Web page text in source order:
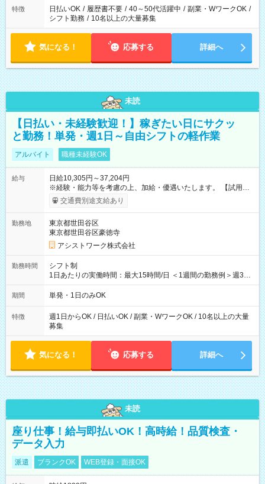
特徴 日払いOK / 履歴書不要 / 40～50代活躍中 / 副業・WワークOK /
シフト勤務 / 10名以上の大量募集
気になる！ 応募する 詳細へ
未読
【日払い・未経験歓迎！】稼ぎたい日にサクッ
と勤務！単発・週1日～自由シフトの軽作業
アルバイト 職種未経験OK
給与
日給10,305円～37,204円
※経験・能力等を考慮の上、加給・優遇いたします。 【試用期
間】試用期間なし
交通費別途支給あり
勤務地
東京都世田谷区
東京都世田谷区豪徳寺
アシストワーク株式会社
勤務時間
シフト制
1日あたりの実働時間：最大15時間/日 ＜1週間の勤務例＞週3回
勤務 勤務：月・水・金 休み：火・木・土・日 好きな時にお仕事
可能です！ ※1日あたりの最大実働時間は日勤、夜勤共に勤務し
期間 単発・1日のみOK
特徴
週1日からOK / 日払いOK / 副業・WワークOK / 10名以上の大量
募集
気になる！ 応募する 詳細へ
未読
座り仕事！給与即払いOK！高時給！品質検査・
データ入力
派遣 ブランクOK WEB登録・面接OK